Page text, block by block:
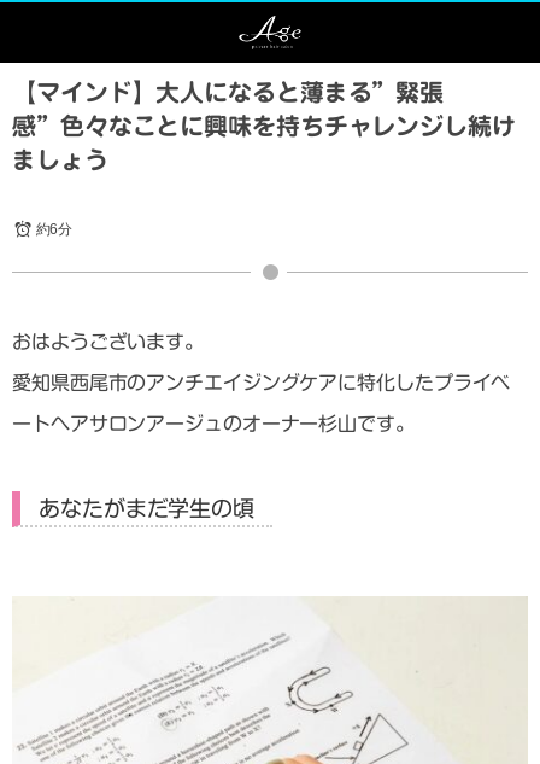
【マインド】大人になると薄まる”緊張
感”色々なことに興味を持ちチャレンジし続け
ましょう
約6分
おはようございます。
愛知県西尾市のアンチエイジングケアに特化したプライベ
ートヘアサロンアージュのオーナー杉山です。
あなたがまだ学生の頃